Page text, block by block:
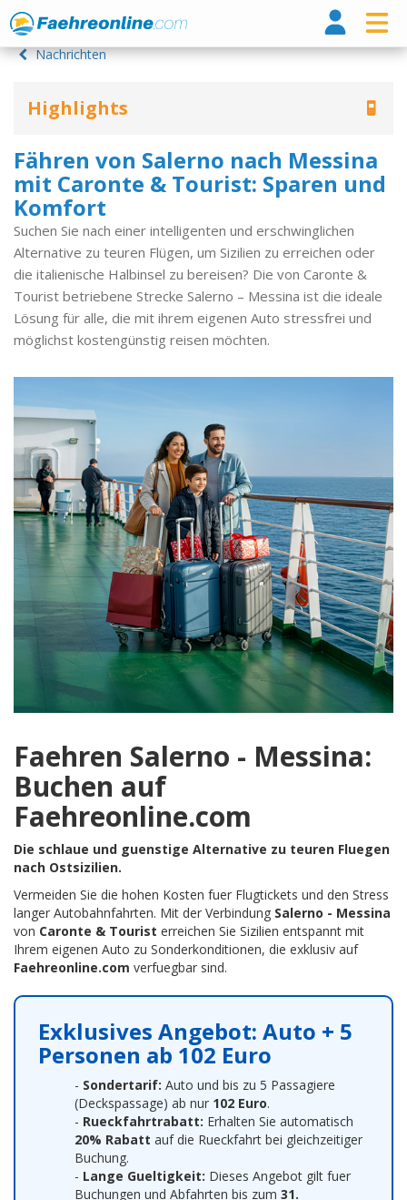
Nachrichten
Highlights
Fähren von Salerno nach Messina
mit Caronte & Tourist: Sparen und
Komfort
Suchen Sie nach einer intelligenten und erschwinglichen
Alternative zu teuren Flügen, um Sizilien zu erreichen oder
die italienische Halbinsel zu bereisen? Die von Caronte &
Tourist betriebene Strecke Salerno – Messina ist die ideale
Lösung für alle, die mit ihrem eigenen Auto stressfrei und
möglichst kostengünstig reisen möchten.
Faehren Salerno - Messina:
Buchen auf
Faehreonline.com
Die schlaue und guenstige Alternative zu teuren Fluegen
nach Ostsizilien.
Vermeiden Sie die hohen Kosten fuer Flugtickets und den Stress
langer Autobahnfahrten. Mit der Verbindung Salerno - Messina
von Caronte & Tourist erreichen Sie Sizilien entspannt mit
Ihrem eigenen Auto zu Sonderkonditionen, die exklusiv auf
Faehreonline.com verfuegbar sind.
Exklusives Angebot: Auto + 5
Personen ab 102 Euro
- Sondertarif: Auto und bis zu 5 Passagiere
(Deckspassage) ab nur 102 Euro.
- Rueckfahrtrabatt: Erhalten Sie automatisch
20% Rabatt auf die Rueckfahrt bei gleichzeitiger
Buchung.
- Lange Gueltigkeit: Dieses Angebot gilt fuer
Buchungen und Abfahrten bis zum 31.